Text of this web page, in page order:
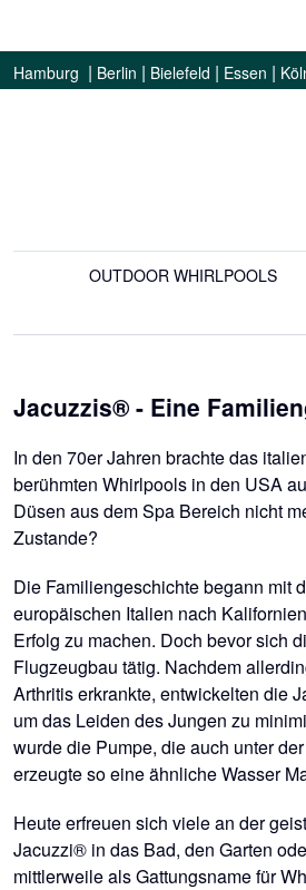
Hamburg | Berlin | Bielefeld | Essen |
OUTDOOR WHIRLPOOLS
Jacuzzis® - Eine
In den 70er Jahren brachte das
berühmten Whirlpools in den USA
Düsen aus dem Spa Bereich nicht
Zustande?
Die Familiengeschichte begann mit
europäischen Italien nach
Erfolg zu machen. Doch bevor sich
Flugzeugbau tätig. Nachdem
Arthritis erkrankte, entwickelten die
um das Leiden des Jungen zu
wurde die Pumpe, die auch unter
erzeugte so eine ähnliche Wasser
Heute erfreuen sich viele an der
Jacuzzi® in das Bad, den Garten
mittlerweile als Gattungsname für